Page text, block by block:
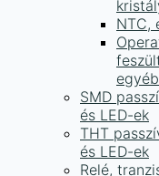
NTC,
SMD
és LED-ek
THT
és LED-ek
Relé,